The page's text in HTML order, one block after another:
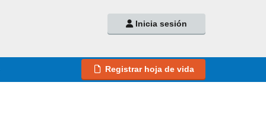
Inicia sesión
Registrar hoja de vida